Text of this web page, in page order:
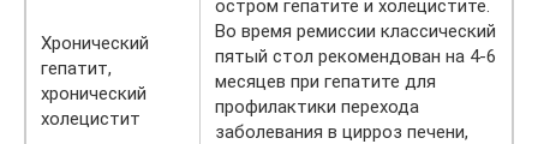
Хронический
гепатит,
хронический
холецистит
остром гепатите и холецистите.
Во время ремиссии классический
пятый стол рекомендован на 4-6
месяцев при гепатите для
профилактики перехода
заболевания в цирроз печени,